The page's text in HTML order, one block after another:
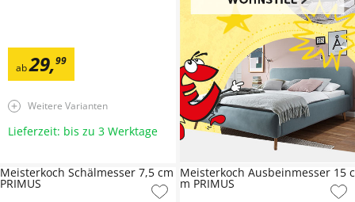
ab29,99
Weitere Varianten
Lieferzeit: bis zu 3 Werktage
Meisterkoch Schälmesser 7,5 cm
PRIMUS
Meisterkoch Ausbeinmesser 15 c
m PRIMUS